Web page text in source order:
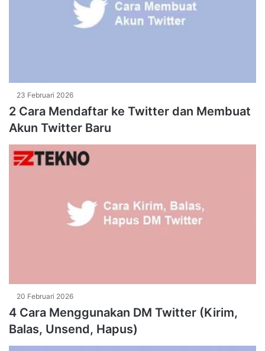
23 Februari 2026
2 Cara Mendaftar ke Twitter dan Membuat
Akun Twitter Baru
20 Februari 2026
4 Cara Menggunakan DM Twitter (Kirim,
Balas, Unsend, Hapus)